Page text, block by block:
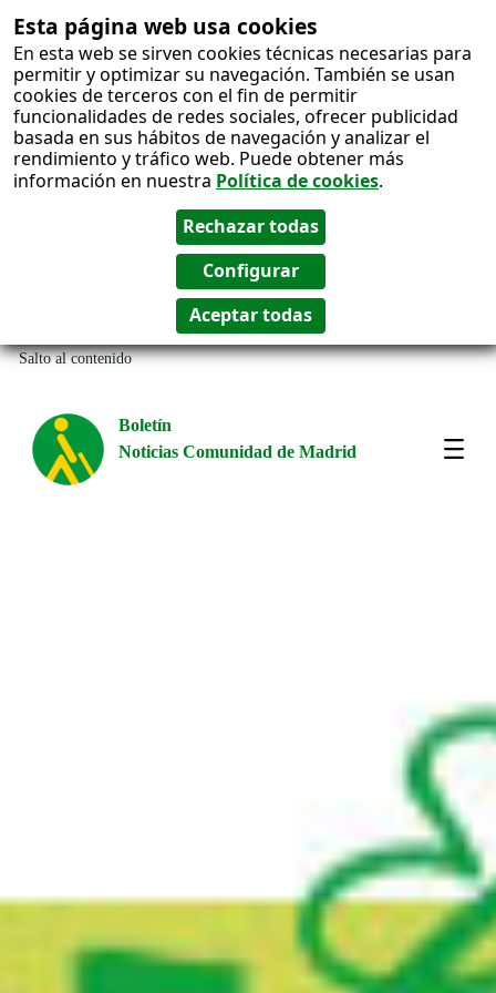
Esta página web usa cookies
En esta web se sirven cookies técnicas necesarias para
permitir y optimizar su navegación. También se usan
cookies de terceros con el fin de permitir
funcionalidades de redes sociales, ofrecer publicidad
basada en sus hábitos de navegación y analizar el
rendimiento y tráfico web. Puede obtener más
información en nuestra Política de cookies.
Salto al contenido
Boletín
Noticias Comunidad de Madrid